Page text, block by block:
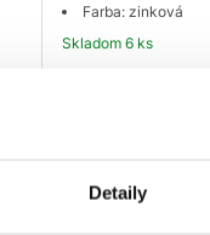
Detaily
Farba: zinková
Skladom 6 ks